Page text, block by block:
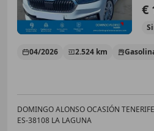
€
04/2026 2.524 km
DOMINGO ALONSO OCASIÓN TENERIFE
ES-38108 LA LAGUNA